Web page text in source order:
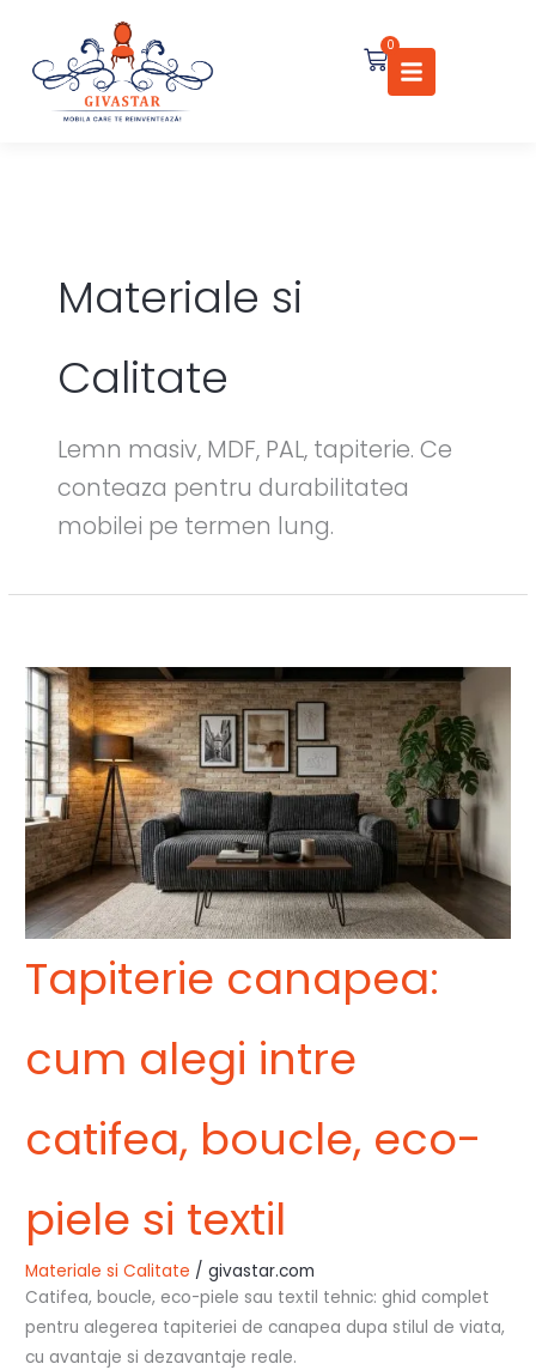
content
0
Cart
Materiale si
Calitate
Lemn masiv, MDF, PAL, tapiterie. Ce
conteaza pentru durabilitatea
mobilei pe termen lung.
Tapiterie canapea:
cum alegi intre
catifea, boucle, eco-
piele si textil
Materiale si Calitate /givastar.com
Catifea, boucle, eco-piele sau textil tehnic: ghid complet
pentru alegerea tapiteriei de canapea dupa stilul de viata,
cu avantaje si dezavantaje reale.
canapea:
cum
textil